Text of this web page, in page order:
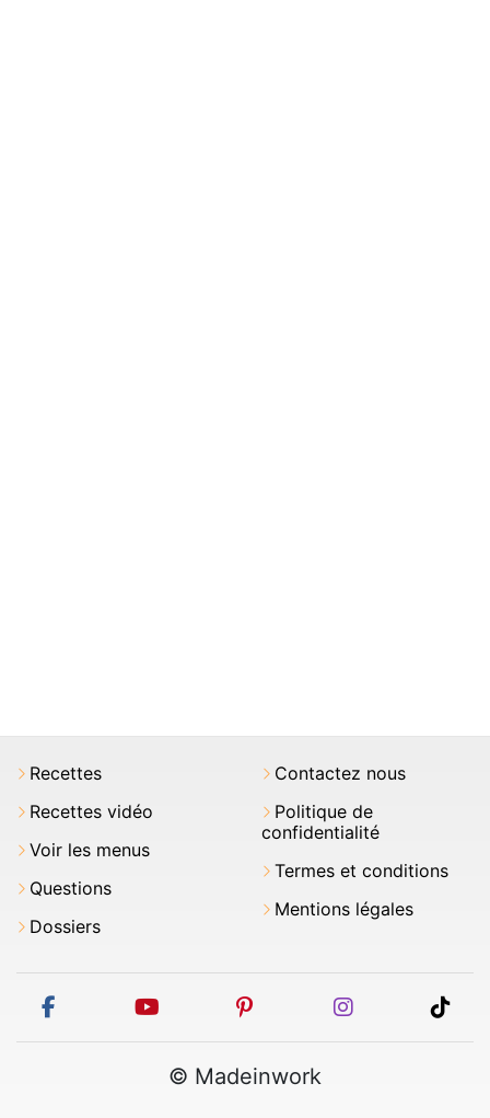
Recettes
Recettes vidéo
Voir les menus
Questions
Dossiers
Contactez nous
Politique de
confidentialité
Termes et conditions
Mentions légales
facebook youtube pinterest instagram
© Madeinwork